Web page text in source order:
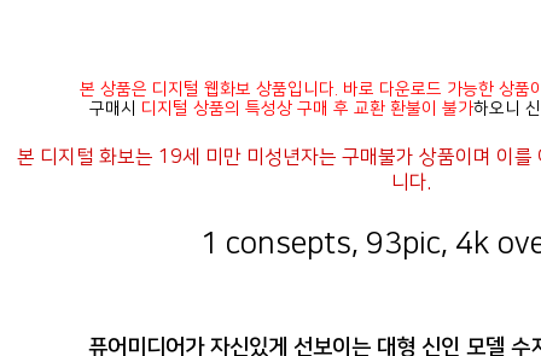
본 상품은 디지털 웹화보 상품입니다. 바로 다운로드 가능한 상품
구매시 디지털 상품의 특성상 구매 후 교환 환불이 불가하오니
니다.
1 consepts, 93pic, 4k
퓨어미디어가 자신있게 선보이는 대형 신인 모델 수